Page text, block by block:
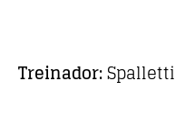
Treinador:Spalletti